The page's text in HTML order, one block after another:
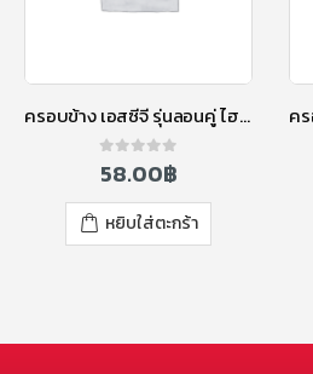
ครอบข้าง เอสซีจี รุ่นลอนคู่ ไฮบริด สีน้ำเงินประกายมุก
out of 5
58.00฿
หยิบใส่ตะกร้า